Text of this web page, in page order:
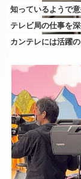
知っているようで
テレビ局の仕事を深
カンテレには活躍